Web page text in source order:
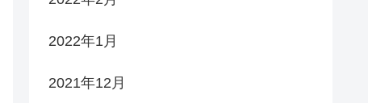
2022年1月
2021年12月